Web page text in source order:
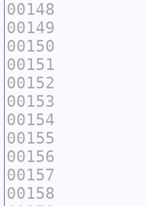
00148
00149
00150
00151
00152
00153
00154
00155
00156
00157
00158